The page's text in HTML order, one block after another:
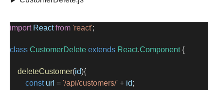
import React from 'react';
class CustomerDelete extends React.Component {
deleteCustomer(id){
const url = '/api/customers/' + id;